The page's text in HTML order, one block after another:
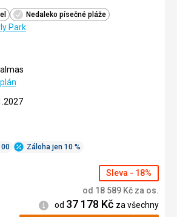
Nedaleko písečné pláže
Park
Záloha jen 10 %
Sleva - 18%
od 18 589 Kč za os.
Informace
od 37 178 Kč za všechny